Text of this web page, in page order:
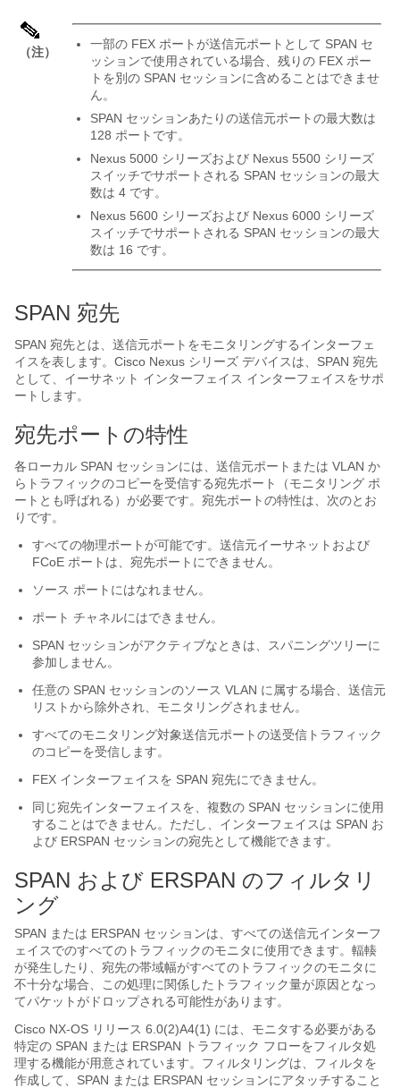
（注）
一部の FEX ポートが送信元ポートとして SPAN セ
ッションで使用されている場合、残りの FEX ポー
トを別の SPAN セッションに含めることはできませ
ん。
SPAN セッションあたりの送信元ポートの最大数は
128 ポートです。
Nexus 5000 シリーズおよび Nexus 5500 シリーズ
スイッチでサポートされる SPAN セッションの最大
数は 4 です。
Nexus 5600 シリーズおよび Nexus 6000 シリーズ
スイッチでサポートされる SPAN セッションの最大
数は 16 です。
SPAN 宛先
SPAN 宛先とは、送信元ポートをモニタリングするインターフェ
イスを表します。 Cisco Nexus シリーズ デバイスは、SPAN 宛先
として、イーサネット インターフェイス インターフェイスをサポ
ートします。
宛先ポートの特性
各ローカル SPAN セッションには、送信元ポートまたは VLAN か
らトラフィックのコピーを受信する宛先ポート（モニタリング ポ
ートとも呼ばれる）が必要です。宛先ポートの特性は、次のとお
りです。
すべての物理ポートが可能です。送信元イーサネットおよび
FCoE ポートは、宛先ポートにできません。
ソース ポートにはなれません。
ポート チャネルにはできません。
SPAN セッションがアクティブなときは、スパニングツリーに
参加しません。
任意の SPAN セッションのソース VLAN に属する場合、送信元
リストから除外され、モニタリングされません。
すべてのモニタリング対象送信元ポートの送受信トラフィック
のコピーを受信します。
FEX インターフェイスを SPAN 宛先にできません。
同じ宛先インターフェイスを、複数の SPAN セッションに使用
することはできません。ただし、インターフェイスは SPAN お
よび ERSPAN セッションの宛先として機能できます。
SPAN および ERSPAN のフィルタリ
ング
SPAN または ERSPAN セッションは、すべての送信元インターフ
ェイスでのすべてのトラフィックのモニタに使用できます。輻輳
が発生したり、宛先の帯域幅がすべてのトラフィックのモニタに
不十分な場合、この処理に関係したトラフィック量が原因となっ
てパケットがドロップされる可能性があります。
Cisco NX-OS リリース 6.0(2)A4(1) には、モニタする必要がある
特定の SPAN または ERSPAN トラフィック フローをフィルタ処
理する機能が用意されています。フィルタリングは、フィルタを
作成して、SPAN または ERSPAN セッションにアタッチすること